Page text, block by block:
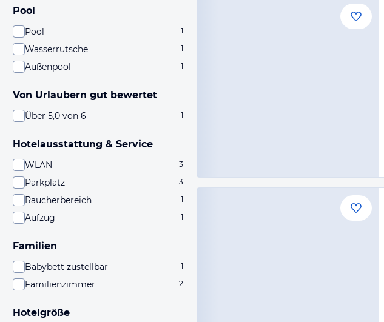
Pool
Pool 1
Wasserrutsche 1
Außenpool 1
Von Urlaubern gut bewertet
Über 5,0 von 6 1
Hotelausstattung & Service
WLAN 3
Parkplatz 3
Raucherbereich 1
Aufzug 1
Familien
Babybett zustellbar 1
Familienzimmer 2
Hotelgröße